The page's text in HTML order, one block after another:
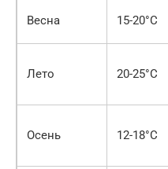
Весна 15-20°C
Лето 20-25°C
Осень 12-18°C